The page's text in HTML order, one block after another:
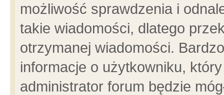
możliwość sprawdzenia i
takie wiadomości, dlatego
otrzymanej wiadomości.
informacje o użytkowniku,
administrator forum będzie